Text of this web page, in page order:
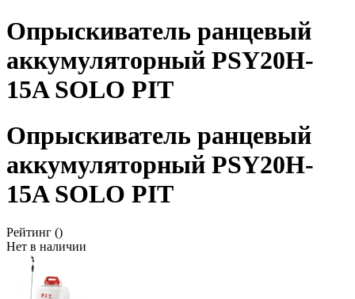
Опрыскиватель ранцевый
аккумуляторный PSY20H-
15A SOLO PIT
Опрыскиватель ранцевый
аккумуляторный PSY20H-
15A SOLO PIT
Рейтинг ()
Нет в наличии